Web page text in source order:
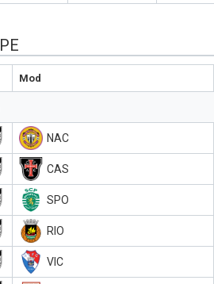
Mod
NAC
CAS
SPO
RIO
VIC